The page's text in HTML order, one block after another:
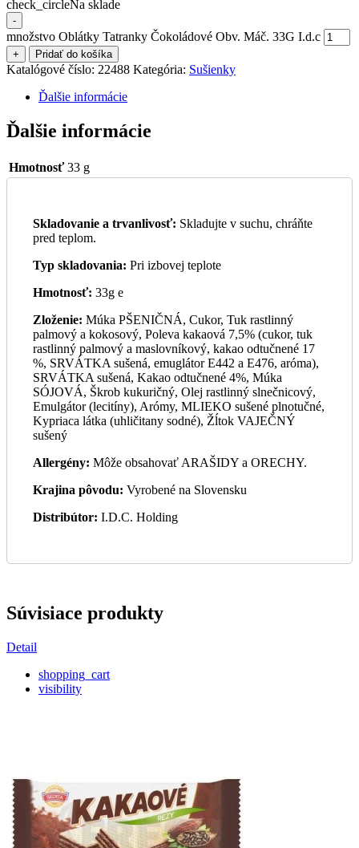
check_circleNa sklade
-
množstvo Oblátky Tatranky Čokoládové Obv. Máč. 33G I.d.c
+ Pridať do košíka
Katalógové číslo: 22488 Kategória: Sušienky
Ďalšie informácie
Ďalšie informácie
Hmotnosť 33 g
Skladovanie a trvanlivosť: Skladujte v suchu, chráňte
pred teplom.
Typ skladovania: Pri izbovej teplote
Hmotnosť: 33g e
Zloženie: Múka PŠENIČNÁ, Cukor, Tuk rastlinný
palmový a kokosový, Poleva kakaová 7,5% (cukor, tuk
rastlinný palmový a maslovníkový, kakao odtučnené 17
%, SRVÁTKA sušená, emuglátor E442 a E476, aróma),
SRVÁTKA sušená, Kakao odtučnené 4%, Múka
SÓJOVÁ, Škrob kukuričný, Olej rastlinný slnečnicový,
Emulgátor (lecitíny), Arómy, MLIEKO sušené plnotučné,
Kypriaca látka (uhličitany sodné), Žĺtok VAJEČNÝ
sušený
Allergény: Môže obsahovať ARAŠIDY a ORECHY.
Krajina pôvodu: Vyrobené na Slovensku
Distribútor: I.D.C. Holding
Súvisiace produkty
Detail
shopping_cart
visibility